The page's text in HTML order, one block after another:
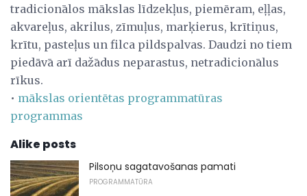
tradicionālos mākslas līdzekļus, piemēram, eļļas,
akvareļus, akrilus, zīmuļus, marķierus, krītiņus,
krītu, pasteļus un filca pildspalvas. Daudzi no tiem
piedāvā arī dažādus neparastus, netradicionālus
rīkus.
• mākslas orientētas programmatūras
programmas
Alike posts
Pilsoņu sagatavošanas pamati
PROGRAMMATŪRA